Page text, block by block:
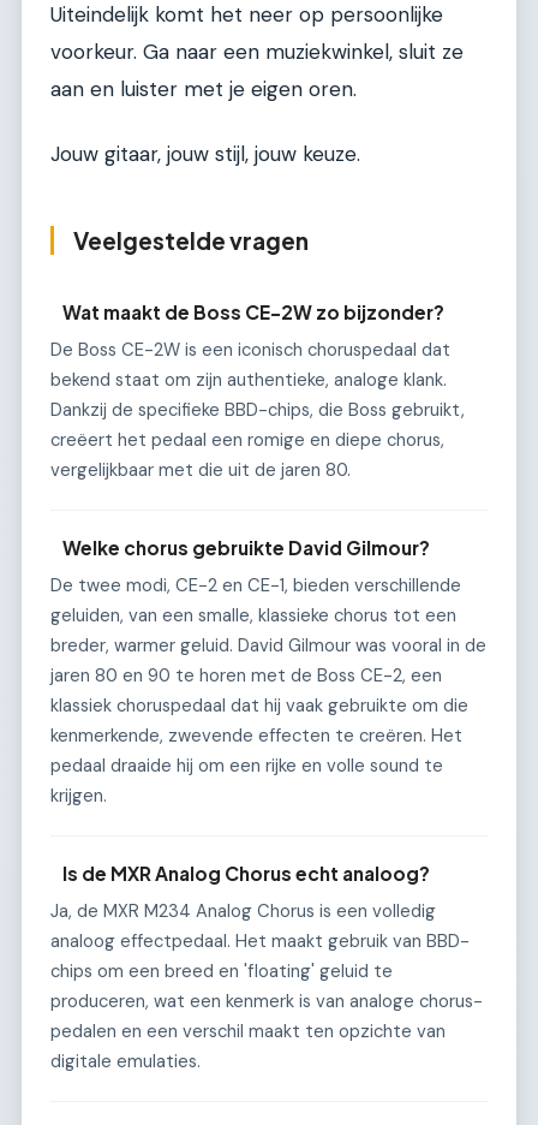
Uiteindelijk komt het neer op persoonlijke
voorkeur. Ga naar een muziekwinkel, sluit ze
aan en luister met je eigen oren.
Jouw gitaar, jouw stijl, jouw keuze.
Veelgestelde vragen
Wat maakt de Boss CE-2W zo bijzonder?
De Boss CE-2W is een iconisch choruspedaal dat
bekend staat om zijn authentieke, analoge klank.
Dankzij de specifieke BBD-chips, die Boss gebruikt,
creëert het pedaal een romige en diepe chorus,
vergelijkbaar met die uit de jaren 80.
Welke chorus gebruikte David Gilmour?
De twee modi, CE-2 en CE-1, bieden verschillende
geluiden, van een smalle, klassieke chorus tot een
breder, warmer geluid. David Gilmour was vooral in de
jaren 80 en 90 te horen met de Boss CE-2, een
klassiek choruspedaal dat hij vaak gebruikte om die
kenmerkende, zwevende effecten te creëren. Het
pedaal draaide hij om een rijke en volle sound te
krijgen.
Is de MXR Analog Chorus echt analoog?
Ja, de MXR M234 Analog Chorus is een volledig
analoog effectpedaal. Het maakt gebruik van BBD-
chips om een breed en 'floating' geluid te
produceren, wat een kenmerk is van analoge chorus-
pedalen en een verschil maakt ten opzichte van
digitale emulaties.